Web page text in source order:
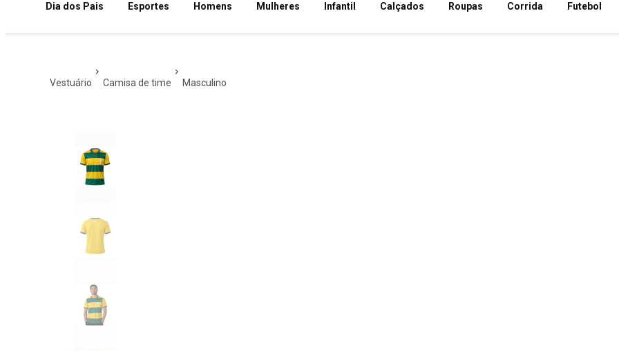
Dia dos Pais Esportes Homens Mulheres Infantil Calçados Roupas Corrida Futebol
vestuário camisa de time masculino